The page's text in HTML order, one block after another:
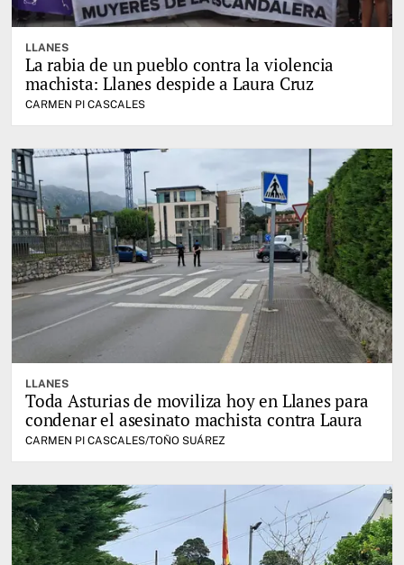
LLANES
La rabia de un pueblo contra la violencia
machista: Llanes despide a Laura Cruz
CARMEN PI CASCALES
LLANES
Toda Asturias de moviliza hoy en Llanes para
condenar el asesinato machista contra Laura
CARMEN PI CASCALES/TOÑO SUÁREZ